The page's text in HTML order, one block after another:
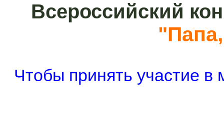
Всероссийский
Чтобы принять участие